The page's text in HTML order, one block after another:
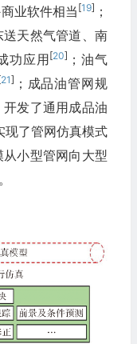
业软件相当[19] ；
天然气管道、南
功应用[20] ；油气
21] ；成品油管网规
发了通用成品油
现了管网仿真模式
小型管网向大型